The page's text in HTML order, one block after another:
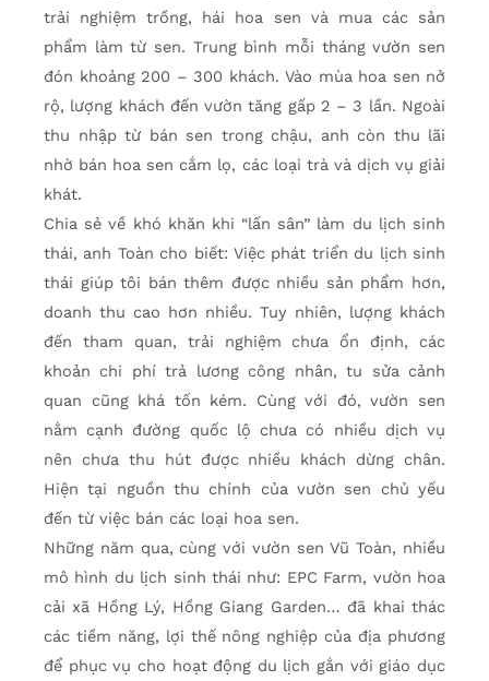
trải nghiệm trồng, hái hoa sen và mua các sản
phẩm làm từ sen. Trung bình mỗi tháng vườn sen
đón khoảng 200 – 300 khách. Vào mùa hoa sen nở
rộ, lượng khách đến vườn tăng gấp 2 – 3 lần. Ngoài
thu nhập từ bán sen trong chậu, anh còn thu lãi
nhờ bán hoa sen cắm lọ, các loại trà và dịch vụ giải
khát.
Chia sẻ về khó khăn khi “lấn sân” làm du lịch sinh
thái, anh Toàn cho biết: Việc phát triển du lịch sinh
thái giúp tôi bán thêm được nhiều sản phẩm hơn,
doanh thu cao hơn nhiều. Tuy nhiên, lượng khách
đến tham quan, trải nghiệm chưa ổn định, các
khoản chi phí trả lương công nhân, tu sửa cảnh
quan cũng khá tốn kém. Cùng với đó, vườn sen
nằm cạnh đường quốc lộ chưa có nhiều dịch vụ
nên chưa thu hút được nhiều khách dừng chân.
Hiện tại nguồn thu chính của vườn sen chủ yếu
đến từ việc bán các loại hoa sen.
Những năm qua, cùng với vườn sen Vũ Toàn, nhiều
mô hình du lịch sinh thái như: EPC Farm, vườn hoa
cải xã Hồng Lý, Hồng Giang Garden… đã khai thác
các tiềm năng, lợi thế nông nghiệp của địa phương
để phục vụ cho hoạt động du lịch gắn với giáo dục